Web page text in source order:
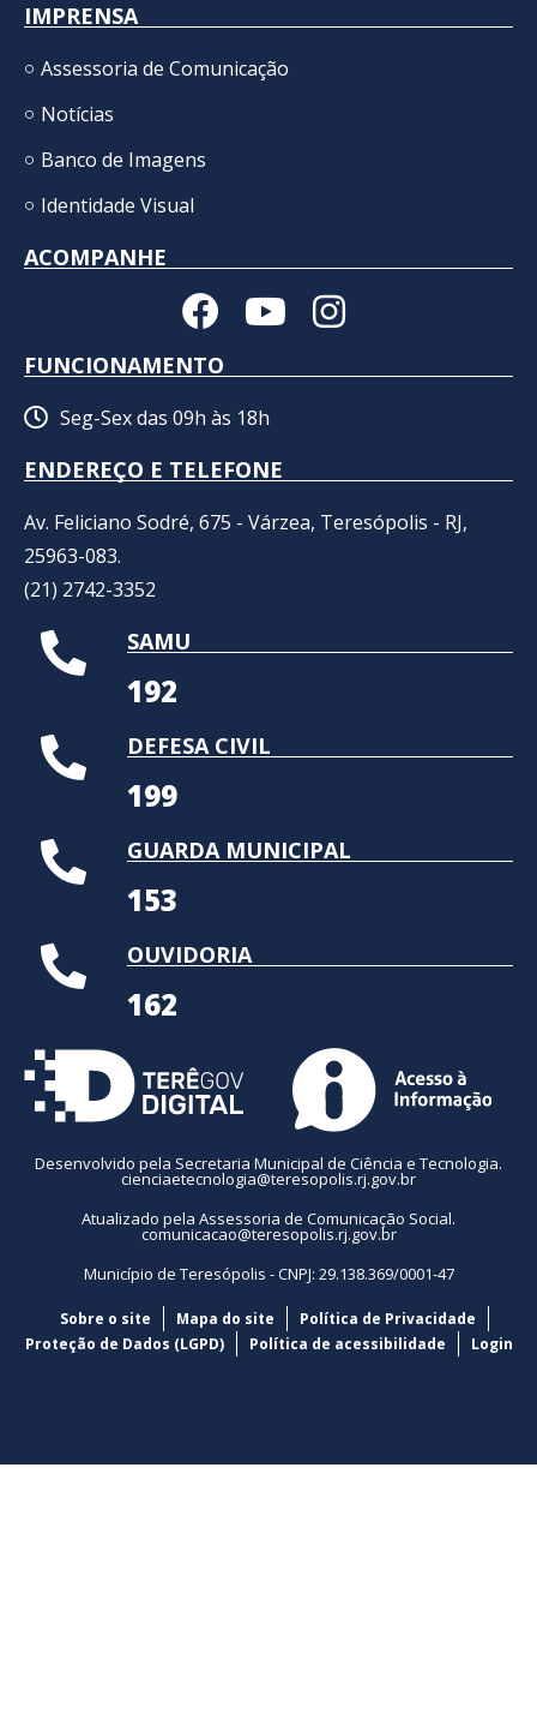
IMPRENSA
Assessoria de Comunicação
Notícias
Banco de Imagens
Identidade Visual
ACOMPANHE
FUNCIONAMENTO
Seg-Sex das 09h às 18h
ENDEREÇO E TELEFONE
Av. Feliciano Sodré, 675 - Várzea, Teresópolis - RJ,
25963-083.
(21) 2742-3352​
SAMU
192
DEFESA CIVIL
199
GUARDA MUNICIPAL
153
OUVIDORIA
162
Desenvolvido pela Secretaria Municipal de Ciência e Tecnologia.
cienciaetecnologia@teresopolis.rj.gov.br
Atualizado pela Assessoria de Comunicação Social.
comunicacao@teresopolis.rj.gov.br
Município de Teresópolis - CNPJ: 29.138.369/0001-47
Sobre o site Mapa do site
Política de Privacidade
Proteção de Dados (LGPD)
Política de acessibilidade Login